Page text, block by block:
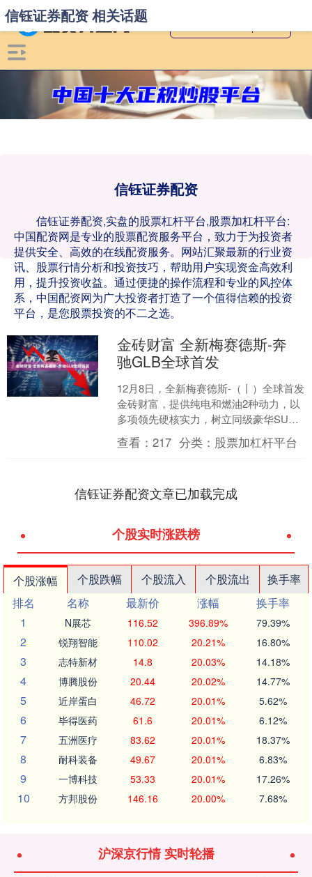
信钰证券配资
信钰证券配资,实盘的股票杠杆平台,股票加杠杆平台:
中国配资网是专业的股票配资服务平台，致力于为投资者
提供安全、高效的在线配资服务。网站汇聚最新的行业资
讯、股票行情分析和投资技巧，帮助用户实现资金高效利
用，提升投资收益。通过便捷的操作流程和专业的风控体
系，中国配资网为广大投资者打造了一个值得信赖的投资
平台，是您股票投资的不二之选。
信钰证券配资 相关话题
金砖财富 全新梅赛德斯-奔
驰GLB全球首发
12月8日，全新梅赛德斯-（丨）全球首发
金砖财富，提供纯电和燃油2种动力，以
多项领先硬核实力，树立同级豪华SUV
新标杆。奔驰标志性硬朗SUV设计搭配
全新照明格栅....
查看：217 分类： 股票加杠杆平台
信钰证券配资文章已加载完成
个股实时涨跌榜
个股涨幅 个股跌幅 个股流入 个股流出
换手率
排名
名称 最新价 涨幅
换手率
1
N展芯 116.52 396.89% 79.39%
2 锐翔智能 110.02 20.21% 16.80%
3 志特新材 14.8 20.03% 14.18%
4 博腾股份 20.44 20.02% 14.77%
5 近岸蛋白 46.72 20.01% 5.62%
6 毕得医药 61.6 20.01% 6.12%
7 五洲医疗 83.62 20.01% 18.37%
8 耐科装备 49.67 20.01% 6.83%
9 一博科技 53.33 20.01% 17.26%
10 方邦股份 146.16 20.00% 7.68%
沪深京行情 实时轮播